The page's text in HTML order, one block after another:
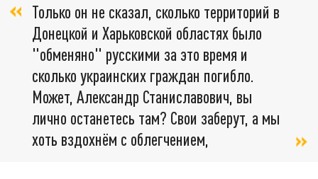
Только он не сказал, сколько территорий в
Донецкой и Харьковской областях было
"обменяно" русскими за это время и
сколько украинских граждан погибло.
Может, Александр Станиславович, вы
лично останетесь там? Свои заберут, а мы
хоть вздохнём с облегчением,